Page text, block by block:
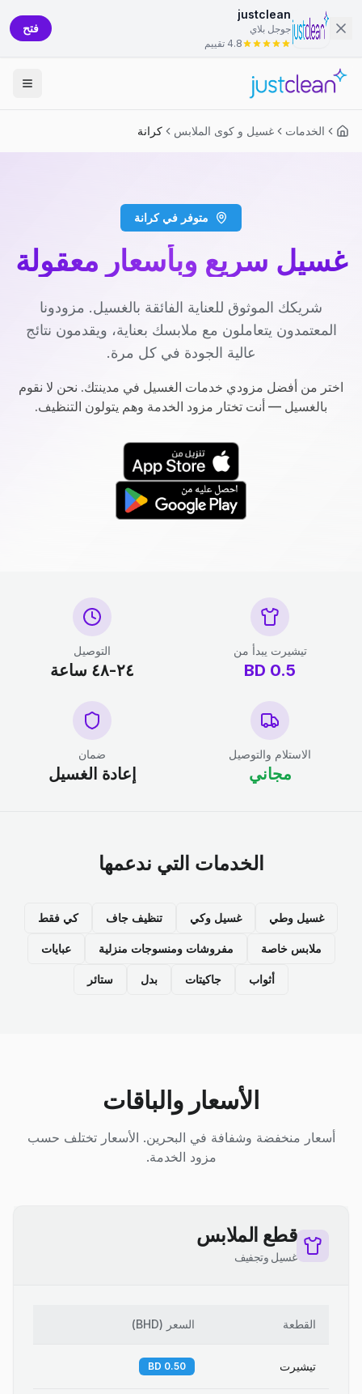
justclean
جوجل بلاي
4.8 تقييم
فتح
الخدمات غسيل و كوى الملابس كرانة
متوفر في كرانة
غسيل سريع وبأسعار معقولة
شريكك الموثوق للعناية الفائقة بالغسيل. مزودونا
المعتمدون يتعاملون مع ملابسك بعناية، ويقدمون نتائج
عالية الجودة في كل مرة.
اختر من أفضل مزودي خدمات الغسيل في مدينتك. نحن لا نقوم
بالغسيل — أنت تختار مزود الخدمة وهم يتولون التنظيف.
تيشيرت يبدأ من
0.5
BD
التوصيل
٢٤-٤٨ ساعة
الاستلام والتوصيل
مجاني
ضمان
إعادة الغسيل
الخدمات التي ندعمها
غسيل وطي غسيل وكي تنظيف جاف كي فقط
ملابس خاصة مفروشات ومنسوجات منزلية عبايات
أثواب جاكيتات بدل ستائر
الأسعار والباقات
أسعار منخفضة وشفافة في البحرين. الأسعار تختلف حسب
مزود الخدمة.
قطع الملابس
غسيل وتجفيف
القطعة السعر (
BHD
)
تيشيرت 0.50 BD